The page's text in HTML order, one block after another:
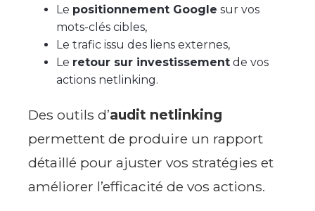
Le positionnement Google sur vos
mots-clés cibles,
Le trafic issu des liens externes,
Le retour sur investissement de vos
actions netlinking.
Des outils d’audit netlinking
permettent de produire un rapport
détaillé pour ajuster vos stratégies et
améliorer l’efficacité de vos actions.